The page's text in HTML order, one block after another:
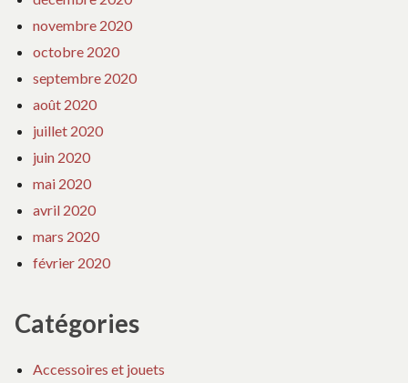
novembre 2020
octobre 2020
septembre 2020
août 2020
juillet 2020
juin 2020
mai 2020
avril 2020
mars 2020
février 2020
Catégories
Accessoires et jouets